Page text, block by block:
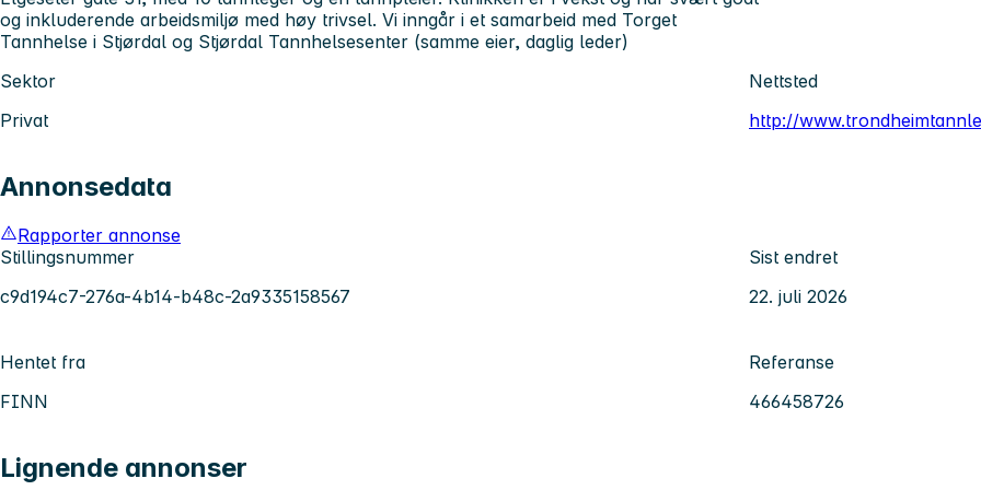
og inkluderende arbeidsmiljø med høy trivsel. Vi inngår i et samarbeid med Torget
Tannhelse i Stjørdal og Stjørdal Tannhelsesenter (samme eier, daglig leder)
Sektor
Privat
Nettsted
http://
Annonsedata
Rapporter annonse
Stillingsnummer
c9d194c7-276a-4b14-b48c-2a9335158567
Sist endret
22. juli 2026
Hentet fra
FINN
Referanse
466458726
Lignende annonser